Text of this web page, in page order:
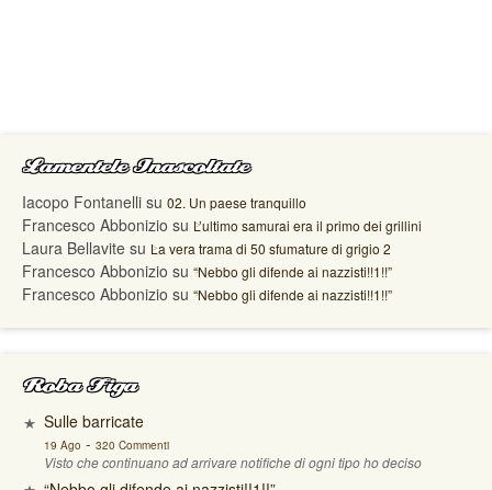
Lamentele Inascoltate
Iacopo Fontanelli su 02. Un paese tranquillo
Francesco Abbonizio su L’ultimo samurai era il primo dei grillini
Laura Bellavite su La vera trama di 50 sfumature di grigio 2
Francesco Abbonizio su “Nebbo gli difende ai nazzisti!!1!!”
Francesco Abbonizio su “Nebbo gli difende ai nazzisti!!1!!”
Roba Figa
Sulle barricate
19 Ago - 320 Commenti
Visto che continuano ad arrivare notifiche di ogni tipo ho deciso